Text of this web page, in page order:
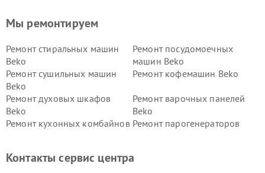
Мы ремонтируем
Ремонт стиральных машин
Beko
Ремонт посудомоечных
машин Beko
Ремонт сушильных машин
Beko
Ремонт кофемашин Beko
Ремонт духовых шкафов
Beko
Ремонт варочных панелей
Beko
Ремонт кухонных комбайнов Ремонт парогенераторов
Ремонт холодильников Beko Ремонт морозильных камер
Контакты сервис центра